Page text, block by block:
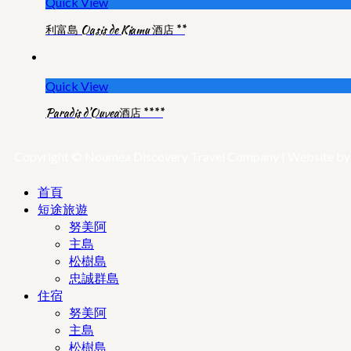
利富島 Oasis de Kiamu 酒店**
Quick View
Paradis d’Ouvea酒店****
首頁
短途旅遊
努美阿
主島
松樹島
忠誠群島
住宿
努美阿
主島
松樹島